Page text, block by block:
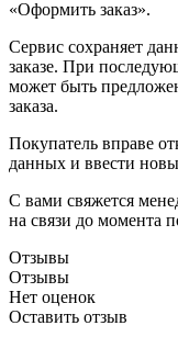
«Оформить заказ».
Сервис сохраняет
заказе. При
может быть
заказа.
Покупатель вправе
данных и ввести
С вами свяжется
на связи до момента
Отзывы
Отзывы
Нет оценок
Оставить отзыв